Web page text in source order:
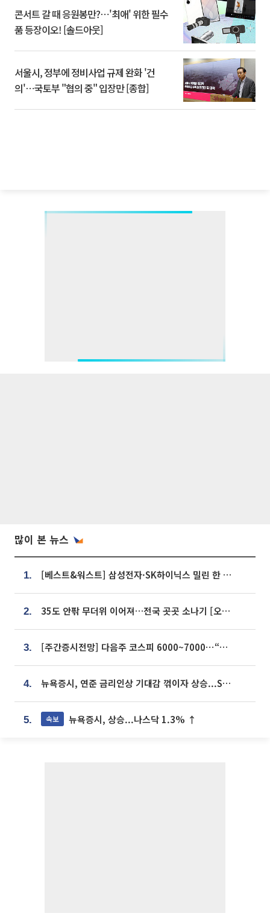
콘서트 갈 때 응원봉만?⋯'최애' 위한 필수
품 등장이오! [솔드아웃]
서울시, 정부에 정비사업 규제 완화 '건
의'⋯국토부 "협의 중" 입장만 [종합]
많이 본 뉴스
1. [베스트&워스트] 삼성전자·SK하이닉스 밀린 한 주…상상인증권은 85% 급등
2. 35도 안팎 무더위 이어져…전국 곳곳 소나기 [오늘 날씨]
3. [주간증시전망] 다음주 코스피 6000~7000⋯“外人 수급은 정책이 변수”
4. 뉴욕증시, 연준 금리인상 기대감 꺾이자 상승...S&P500 사상 최고치 [종합]
5. 속보 뉴욕증시, 상승...나스닥 1.3% ↑